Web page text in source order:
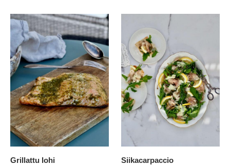
Grillattu lohi
Siikacarpaccio